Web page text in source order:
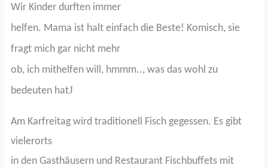
Wir Kinder durften immer
helfen. Mama ist halt einfach die Beste! Komisch, sie
fragt mich gar nicht mehr
ob, ich mithelfen will, hmmm.., was das wohl zu
bedeuten hatJ
Am Karfreitag wird traditionell Fisch gegessen. Es gibt
vielerorts
in den Gasthäusern und Restaurant Fischbuffets mit